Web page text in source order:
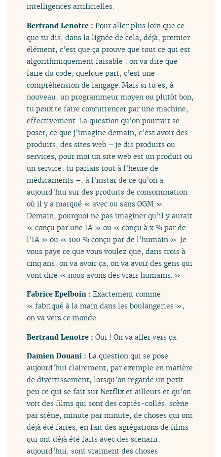
intelligences artificielles.
Bertrand Lenotre :Pour aller plus loin que ce
que tu dis, dans la lignée de cela, déjà, premier
élément, c’est que ça prouve que tout ce qui est
algorithmiquement faisable ; on va dire que
faire du code, quelque part, c’est une
compréhension de langage. Mais si tu es, à
nouveau, un programmeur moyen ou plutôt bon,
tu peux te faire concurrencer par une machine,
effectivement. La question qu’on pourrait se
poser, ce que j’imagine demain, c’est avoir des
produits, des sites web – je dis produits ou
services, pour moi un site web est un produit ou
un service, tu parlais tout à l’heure de
médicaments –, à l’instar de ce qu’on a
aujourd’hui sur des produits de consommation
où il y a marqué « avec ou sans OGM ».
Demain, pourquoi ne pas imaginer qu’il y aurait
« conçu par une IA » ou « conçu à x % par de
l’IA » ou « 100 % conçu par de l’humain ». Je
vous paye ce que vous voulez que, dans trois à
cinq ans, on va avoir ça, on va avoir des gens qui
vont dire « nous avons des vrais humains. »
Fabrice Epelboin :Exactement comme
« fabriqué à la main dans les boulangeries »,
on va vers ce monde.
Bertrand Lenotre :Oui ! On va aller vers ça.
Damien Douani :La question qui se pose
aujourd’hui clairement, par exemple en matière
de divertissement, lorsqu’on regarde un petit
peu ce qui se fait sur Netflix et ailleurs et qu’on
voit des films qui sont des copiés-collés, scène
par scène, minute par minute, de choses qui ont
déjà été faites, en fait des agrégations de films
qui ont déjà été faits avec des scenarii,
aujourd’hui, sont vraiment des choses